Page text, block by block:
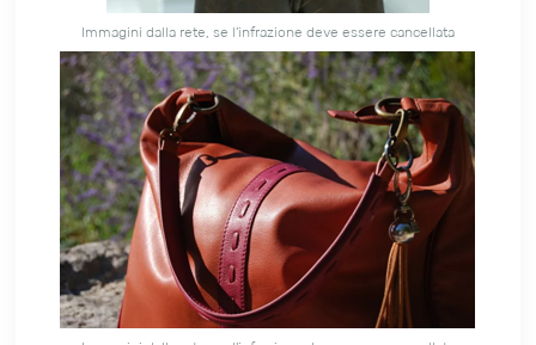
Immagini dalla rete, se l'infrazione deve essere cancellata